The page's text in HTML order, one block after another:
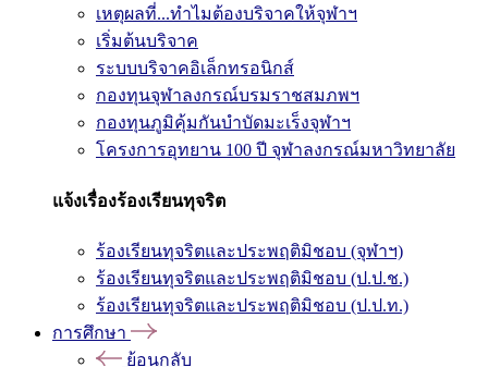
เหตุผลที่...ทำไมต้องบริจาคให้จุฬาฯ
เริ่มต้นบริจาค
ระบบบริจาคอิเล็กทรอนิกส์
กองทุนจุฬาลงกรณ์บรมราชสมภพฯ
กองทุนภูมิคุ้มกันบำบัดมะเร็งจุฬาฯ
โครงการอุทยาน 100 ปี จุฬาลงกรณ์มหาวิทยาลัย
แจ้งเรื่องร้องเรียนทุจริต
ร้องเรียนทุจริตและประพฤติมิชอบ (จุฬาฯ)
ร้องเรียนทุจริตและประพฤติมิชอบ (ป.ป.ช.)
ร้องเรียนทุจริตและประพฤติมิชอบ (ป.ป.ท.)
การศึกษา
ย้อนกลับ